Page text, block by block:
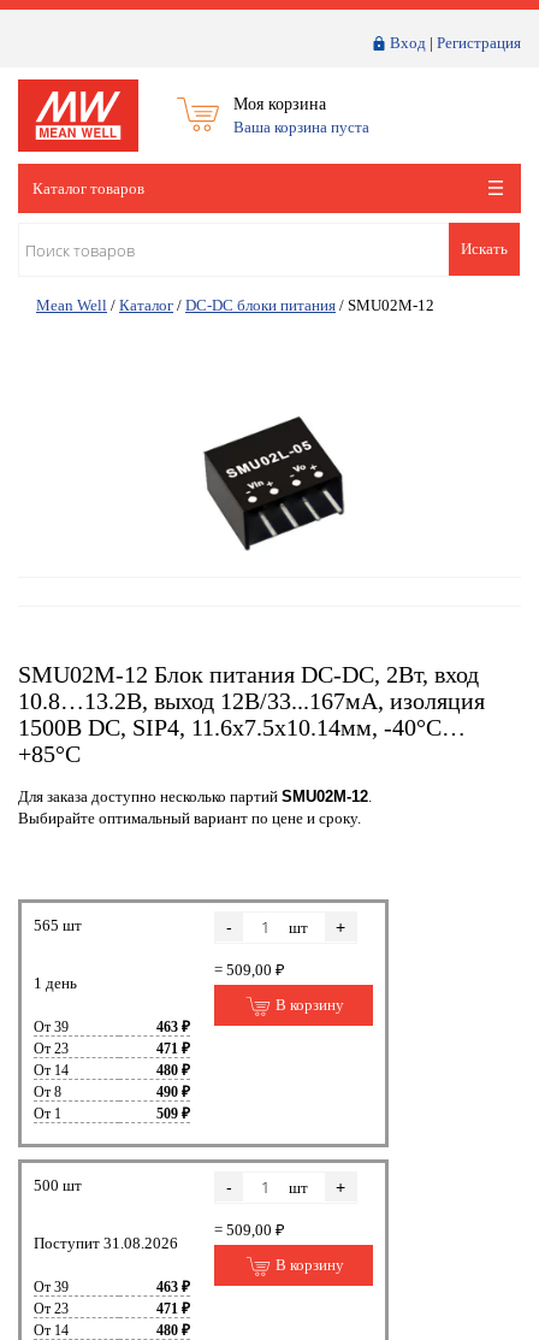
Вход | Регистрация
Моя корзина
Ваша корзина пуста
Каталог товаров
Искать
Mean Well / Каталог / DC-DC блоки питания / SMU02M-12
SMU02M-12 Блок питания DC-DC, 2Вт, вход
10.8…13.2В, выход 12В/33...167мА, изоляция
1500В DC, SIP4, 11.6х7.5х10.14мм, -40°С…
+85°С
Для заказа доступно несколько партий SMU02M-12
Выбирайте оптимальный вариант по цене и сроку.
565 шт
1 день
От 39
463 ₽
От 23
471 ₽
От 14
480 ₽
От 8
490 ₽
От 1
509 ₽
- шт +
= 509,00 ₽
В корзину
500 шт
Поступит 31.08.2026
От 39
463 ₽
От 23
471 ₽
От 14
480 ₽
- шт +
= 509,00 ₽
В корзину